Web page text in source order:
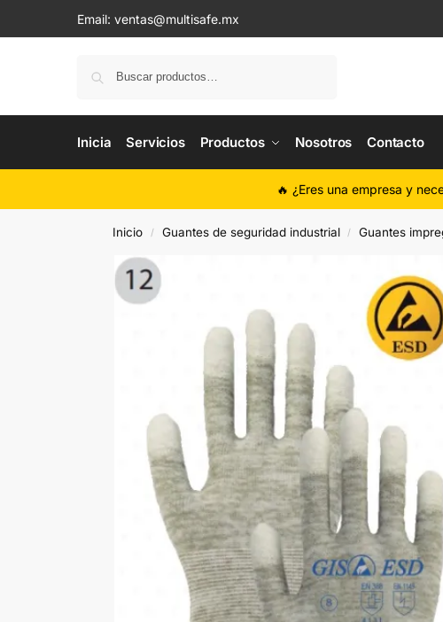
Email: ventas@multisafe.mx
Inicia Servicios Productos Nosotros Contacto
🔥 ¿Eres una empresa y
Inicio / Guantes de seguridad industrial / Guantes